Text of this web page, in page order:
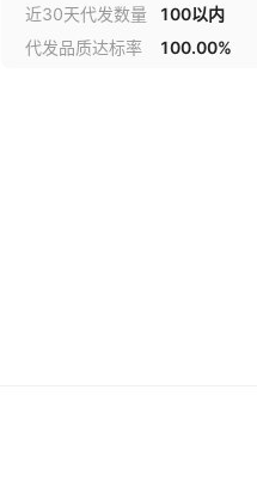
近30天代发数量 100以内
代发品质达标率
100.00%